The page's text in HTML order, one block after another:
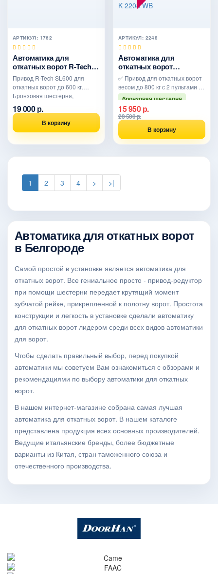
АРТИКУЛ: 1762
Автоматика для
откатных ворот R-Tech
SL600AC.М
Привод R-Tech SL600 для
откатных ворот до 600 кг.
Бронзовая шестерня,
арктическая смазка -40°C, 2
пульта, магнитные концевики.
Гарантия 3 года. Россия.
19 000 р.
В корзину
АРТИКУЛ: 2248
Автоматика для
откатных ворот
ФУРНИТЕХ K 2208 WB
✅ Привод для откатных ворот
весом до 800 кг с 2 пультами
бронзовая шестерня
WIFi модуль
15 950 р.
23 500 р.
В корзину
1 2 3 4 > >|
Автоматика для откатных ворот
в Белгороде
Самой простой в установке является автоматика для
откатных ворот. Все гениальное просто - привод-редуктор
при помощи шестерни передает крутящий момент
зубчатой рейке, прикрепленной к полотну ворот. Простота
конструкции и легкость в установке сделали автоматику
для откатных ворот лидером среди всех видов автоматики
для ворот.
Чтобы сделать правильный выбор, перед покупкой
автоматики мы советуем Вам ознакомиться с обзорами и
рекомендациями по выбору автоматики для откатных
ворот.
В нашем интернет-магазине собрана самая лучшая
автоматика для откатных ворот. В нашем каталоге
представлена продукция всех основных производителей.
Ведущие итальянские бренды, более бюджетные
варианты из Китая, стран таможенного союза и
отечественного производства.